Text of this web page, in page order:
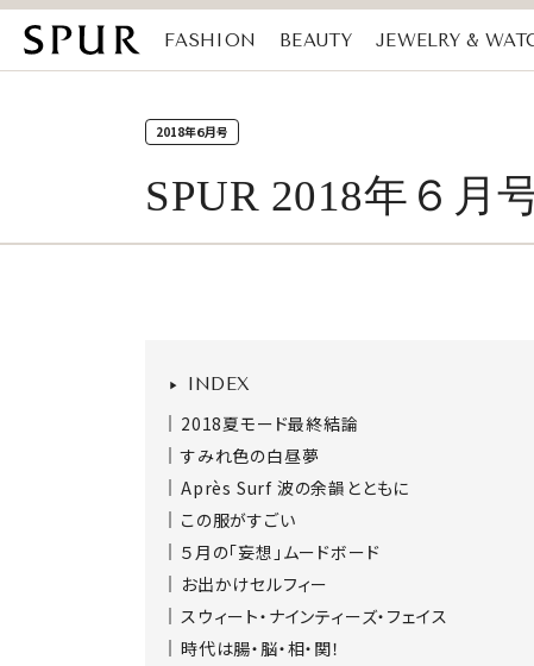
FASHION BEAUTY JEWELRY &
2018年６月号
SPUR 2018年６月
INDEX
2018夏モード最終結論
すみれ色の白昼夢
Après Surf 波の余韻とともに
この服がすごい
５月の「妄想」ムードボード
お出かけセルフィー
スウィート・ナインティーズ・フェイス
時代は腸・脳・相・関！